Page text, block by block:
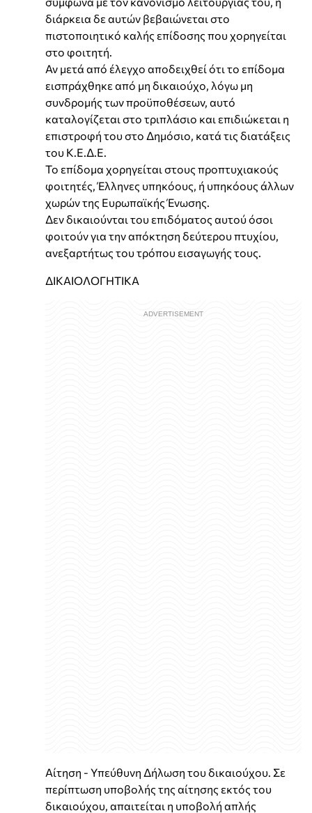
διάρκεια δε αυτών βεβαιώνεται στο
πιστοποιητικό καλής επίδοσης που χορηγείται
στο φοιτητή.
Αν μετά από έλεγχο αποδειχθεί ότι το επίδομα
εισπράχθηκε από μη δικαιούχο, λόγω μη
συνδρομής των προϋποθέσεων, αυτό
καταλογίζεται στο τριπλάσιο και επιδιώκεται η
επιστροφή του στο Δημόσιο, κατά τις διατάξεις
του Κ.Ε.Δ.Ε.
Το επίδομα χορηγείται στους προπτυχιακούς
φοιτητές, Έλληνες υπηκόους, ή υπηκόους άλλων
χωρών της Ευρωπαϊκής Ένωσης.
Δεν δικαιούνται του επιδόματος αυτού όσοι
φοιτούν για την απόκτηση δεύτερου πτυχίου,
ανεξαρτήτως του τρόπου εισαγωγής τους.
ΔΙΚΑΙΟΛΟΓΗΤΙΚΑ
Αίτηση - Υπεύθυνη Δήλωση του δικαιούχου. Σε
περίπτωση υποβολής της αίτησης εκτός του
δικαιούχου, απαιτείται η υποβολή απλής